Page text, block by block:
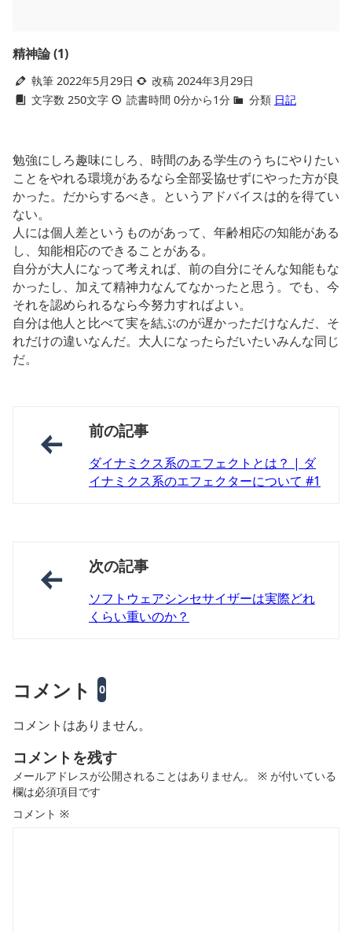
精神論 (1)
執筆 2022年5月29日
改稿 2024年3月29日
文字数 250文字
読書時間 0分から1分 分類 日記
勉強にしろ趣味にしろ、時間のある学生のうちにやりたい
ことをやれる環境があるなら全部妥協せずにやった方が良
かった。だからするべき。というアドバイスは的を得てい
ない。
人には個人差というものがあって、年齢相応の知能がある
し、知能相応のできることがある。
自分が大人になって考えれば、前の自分にそんな知能もな
かったし、加えて精神力なんてなかったと思う。でも、今
それを認められるなら今努力すればよい。
自分は他人と比べて実を結ぶのが遅かっただけなんだ、そ
れだけの違いなんだ。大人になったらだいたいみんな同じ
だ。
前の記事
ダイナミクス系のエフェクトとは？ | ダ
イナミクス系のエフェクターについて #1
次の記事
ソフトウェアシンセサイザーは実際どれ
くらい重いのか？
コメント 0
コメントはありません。
コメントを残す
メールアドレスが公開されることはありません。 ※ が付いている
欄は必須項目です
コメント ※